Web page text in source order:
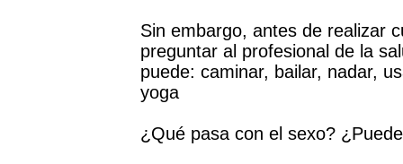
Sin embargo, antes de realizar
preguntar al profesional de la
puede: caminar, bailar, nadar,
yoga
¿Qué pasa con el sexo?